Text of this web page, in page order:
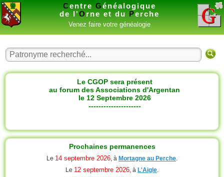
Centre Généalogique
de l'O rne et du Perche
Venez faire votre généalogie
Le CGOP sera présent
au forum des Associations d'Argentan
le 12 Septembre 2026
---------------------
Prochaines permanences
Le 14 septembre 2026, à Mortagne au Perche.
Le 12 septembre 2026, à L'Aigle.